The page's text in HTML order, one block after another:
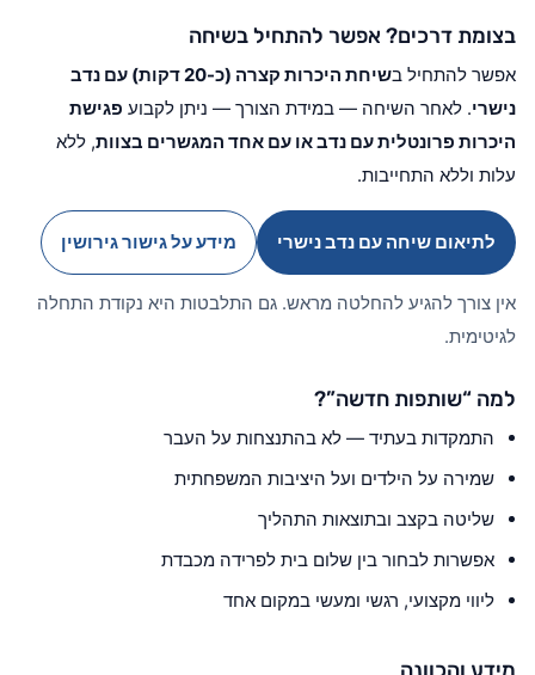
בצומת דרכים? אפשר להתחיל בשיחה
אפשר להתחיל ב
שיחת היכרות קצרה (כ-20 דקות) עם נדב
נישרי. לאחר השיחה — במידת הצורך — ניתן לקבוע פגישת
היכרות פרונטלית עם נדב או עם אחד המגשרים בצוות, ללא
עלות וללא התחייבות.
לתיאום שיחה עם נדב נישרי מידע על גישור גירושין
אין צורך להגיע להחלטה מראש. גם התלבטות היא נקודת התחלה
לגיטימית.
למה “שותפות חדשה”?
התמקדות בעתיד — לא בהתנצחות על העבר
שמירה על הילדים ועל היציבות המשפחתית
שליטה בקצב ובתוצאות התהליך
אפשרות לבחור בין שלום בית לפרידה מכבדת
ליווי מקצועי, רגשי ומעשי במקום אחד
מידע והכוונה